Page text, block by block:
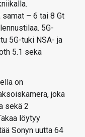
– 6 tai 8 Gt
5G-
5G-tuki NSA- ja
5.1 sekä
on
joka
sekä 2
löytyy
Sonyn uutta 64